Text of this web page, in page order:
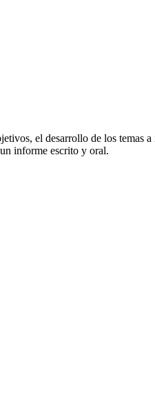
el desarrollo de los temas
informe escrito y oral.